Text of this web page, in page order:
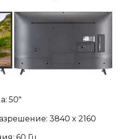
50″
3840 x 2160